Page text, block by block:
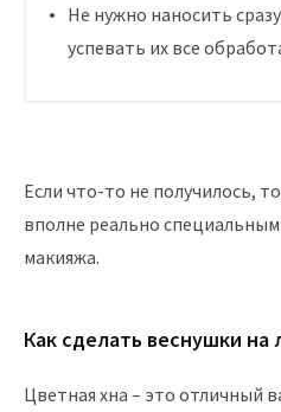
Не нужно наносить
успевать их все
Если что-то не получилось,
вполне реально
макияжа.
Как сделать веснушки на
Цветная хна – это отличный